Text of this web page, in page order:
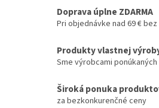
l
á
d
c
i
p
r
Doprava úplne ZDARMA
Pri objednávke nad 69 € bez
Produkty vlastnej
Sme výrobcami
Široká ponuka
za bezkonkurenčné ceny